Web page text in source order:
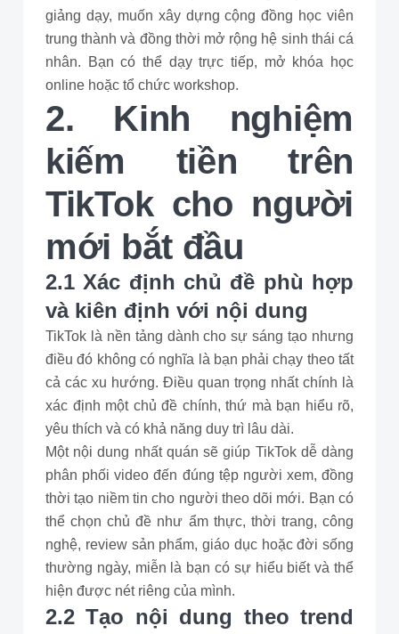
giảng dạy, muốn xây dựng cộng đồng học viên
trung thành và đồng thời mở rộng hệ sinh thái cá
nhân. Bạn có thể dạy trực tiếp, mở khóa học
online hoặc tổ chức workshop.
2. Kinh nghiệm
kiếm tiền trên
TikTok cho người
mới bắt đầu
2.1 Xác định chủ đề phù hợp
và kiên định với nội dung
TikTok là nền tảng dành cho sự sáng tạo nhưng
điều đó không có nghĩa là bạn phải chạy theo tất
cả các xu hướng. Điều quan trọng nhất chính là
xác định một chủ đề chính, thứ mà bạn hiểu rõ,
yêu thích và có khả năng duy trì lâu dài.
Một nội dung nhất quán sẽ giúp TikTok dễ dàng
phân phối video đến đúng tệp người xem, đồng
thời tạo niềm tin cho người theo dõi mới. Bạn có
thể chọn chủ đề như ẩm thực, thời trang, công
nghệ, review sản phẩm, giáo dục hoặc đời sống
thường ngày, miễn là bạn có sự hiểu biết và thể
hiện được nét riêng của mình.
2.2 Tạo nội dung theo trend